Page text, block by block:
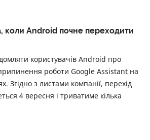
коли Android почне переходити
користувачів Android про
роботи Google Assistant на
Згідно з листами компанії, перехід
4 вересня і триватиме кілька